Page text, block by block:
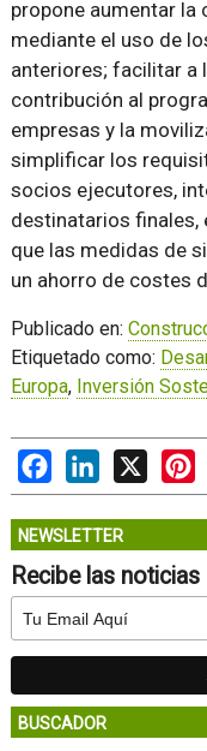
propone aumentar la
mediante el uso de
anteriores; facilitar a
contribución al
empresas y la
simplificar los
socios ejecutores,
destinatarios finales,
que las medidas de
un ahorro de costes
Publicado en:
Etiquetado como:
Europa, Inversión
FacebookLinkedIn
X
NEWSLETTER
Recibe las
BUSCADOR